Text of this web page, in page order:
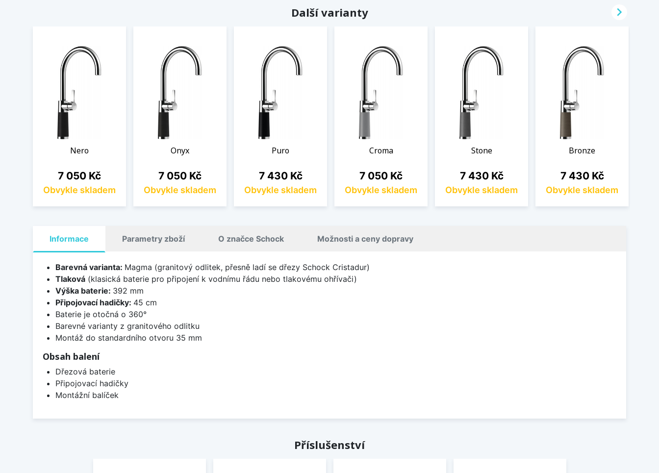
Další varianty
Nero
Cena
7 050 Kč
Obvykle skladem
Onyx
Cena
7 050 Kč
Obvykle skladem
Puro
Cena
7 430 Kč
Obvykle skladem
Croma
Cena
7 050 Kč
Obvykle skladem
Stone
Cena
7 430 Kč
Obvykle skladem
Bronze
Cena
7 430 Kč
Obvykle skladem

Informace Parametry zboží O značce Schock Možnosti a ceny dopravy
Barevná varianta: Magma (granitový odlitek, přesně ladí se dřezy Schock Cristadur)
Tlaková(klasická baterie pro připojení k vodnímu řádu nebo tlakovému ohřívači)
Výška baterie: 392 mm
Připojovací hadičky: 45 cm
Baterie je otočná o 360°
Barevné varianty z granitového odlitku
Montáž do standardního otvoru 35 mm
Obsah balení
Dřezová baterie
Připojovací hadičky
Montážní balíček
Příslušenství